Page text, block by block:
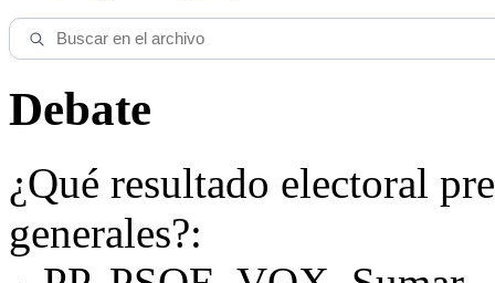
Debate
¿Qué resultado electoral
generales?: